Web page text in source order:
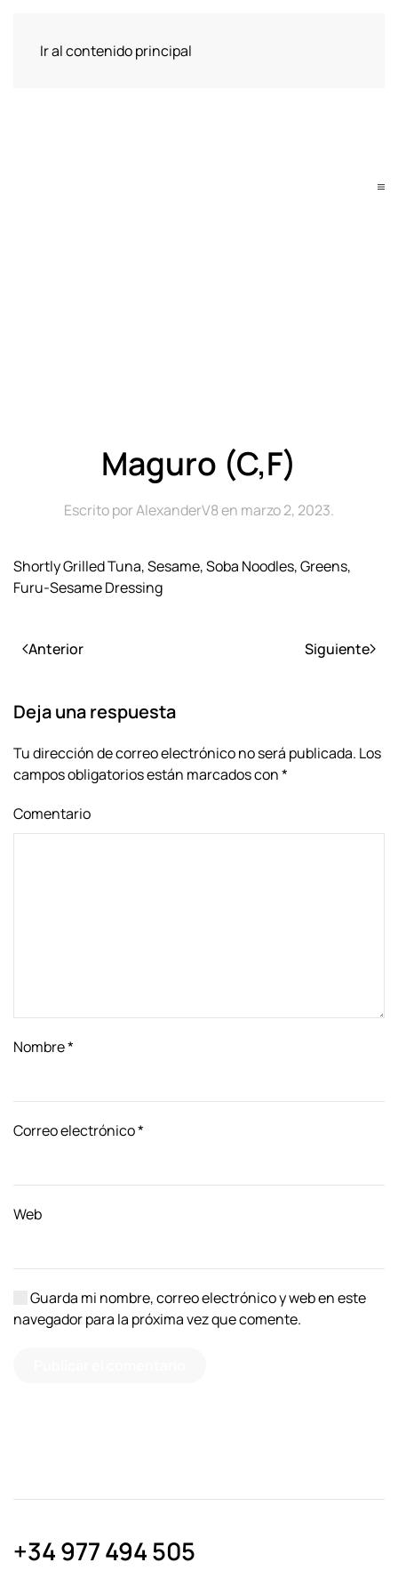
Ir al contenido principal
Maguro (C,F)
Escrito porAlexanderV8en marzo 2, 2023.
Shortly Grilled Tuna, Sesame, Soba Noodles, Greens,
Furu-Sesame Dressing
Anterior Siguiente
Deja una respuesta
Tu dirección de correo electrónico no será publicada. Los
campos obligatorios están marcados con*
Comentario
Nombre*
Correo electrónico*
Web
Guarda mi nombre, correo electrónico y web en este
navegador para la próxima vez que comente.
+34 977 494 505